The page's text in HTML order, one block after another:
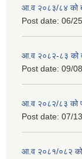
आ.व २०८३/८४ को
Post date: 06/
आ.व २०८२-८३ को
Post date: 09/
आ.व २०८२/८३ को
Post date: 07/
आ.व २०८१/०८२ को